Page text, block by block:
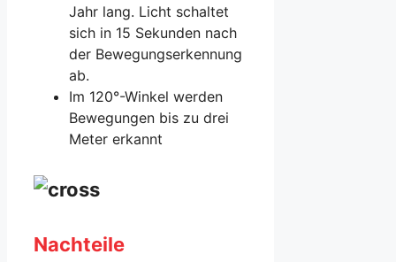
Jahr lang. Licht schaltet
sich in 15 Sekunden nach
der Bewegungserkennung
ab.
Im 120°-Winkel werden
Bewegungen bis zu drei
Meter erkannt
Nachteile